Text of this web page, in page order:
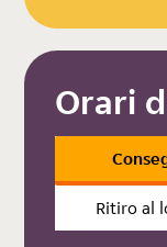
Orari
Ritiro al